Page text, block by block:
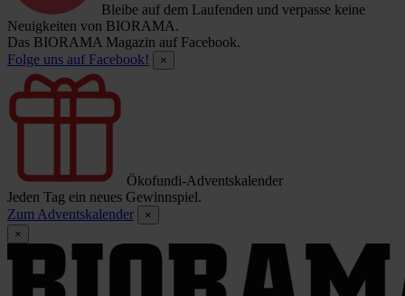
Bleibe auf dem Laufenden und verpasse keine
Neuigkeiten von BIORAMA.
Das BIORAMA Magazin auf Facebook.
Folge uns auf Facebook!
×
Ökofundi-Adventskalender
Jeden Tag ein neues Gewinnspiel.
Zum Adventskalender
×
×